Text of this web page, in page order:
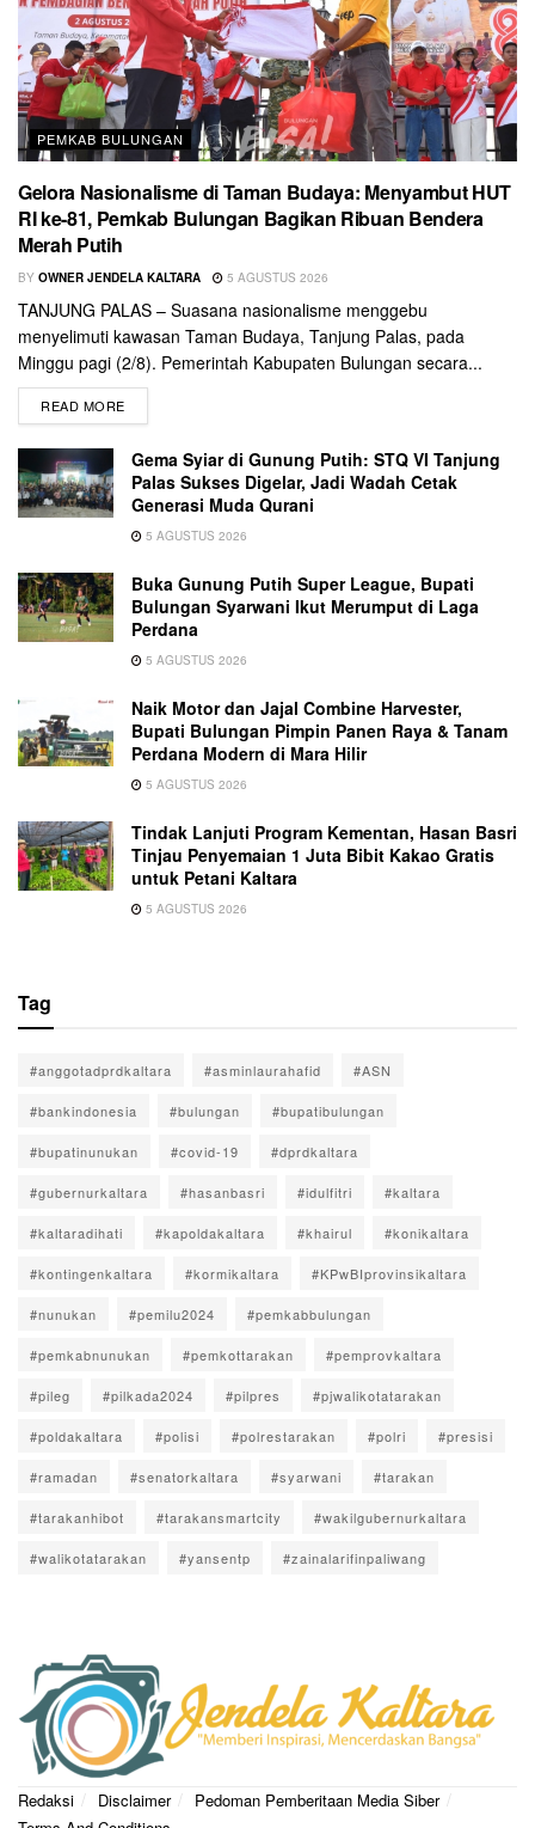
PEMKAB BULUNGAN
Gelora Nasionalisme di Taman Budaya: Menyambut HUT
RI ke-81, Pemkab Bulungan Bagikan Ribuan Bendera
Merah Putih
BY OWNER JENDELA KALTARA 5 AGUSTUS 2026
TANJUNG PALAS – Suasana nasionalisme menggebu
menyelimuti kawasan Taman Budaya, Tanjung Palas, pada
Minggu pagi (2/8). Pemerintah Kabupaten Bulungan secara...
READ MORE
Gema Syiar di Gunung Putih: STQ VI Tanjung
Palas Sukses Digelar, Jadi Wadah Cetak
Generasi Muda Qurani
5 AGUSTUS 2026
Buka Gunung Putih Super League, Bupati
Bulungan Syarwani Ikut Merumput di Laga
Perdana
5 AGUSTUS 2026
Naik Motor dan Jajal Combine Harvester,
Bupati Bulungan Pimpin Panen Raya & Tanam
Perdana Modern di Mara Hilir
5 AGUSTUS 2026
Tindak Lanjuti Program Kementan, Hasan Basri
Tinjau Penyemaian 1 Juta Bibit Kakao Gratis
untuk Petani Kaltara
5 AGUSTUS 2026
Tag
#anggotadprdkaltara #asminlaurahafid #ASN
#bankindonesia #bulungan #bupatibulungan
#bupatinunukan #covid-19 #dprdkaltara
#gubernurkaltara #hasanbasri #idulfitri #kaltara
#kaltaradihati #kapoldakaltara #khairul #konikaltara
#kontingenkaltara #kormikaltara #KPwBIprovinsikaltara
#nunukan #pemilu2024 #pemkabbulungan
#pemkabnunukan #pemkottarakan #pemprovkaltara
#pileg #pilkada2024 #pilpres #pjwalikotatarakan
#poldakaltara #polisi #polrestarakan #polri #presisi
#ramadan #senatorkaltara #syarwani #tarakan
#tarakanhibot #tarakansmartcity #wakilgubernurkaltara
#walikotatarakan #yansentp #zainalarifinpaliwang
Redaksi Disclaimer
Pedoman Pemberitaan Media Siber